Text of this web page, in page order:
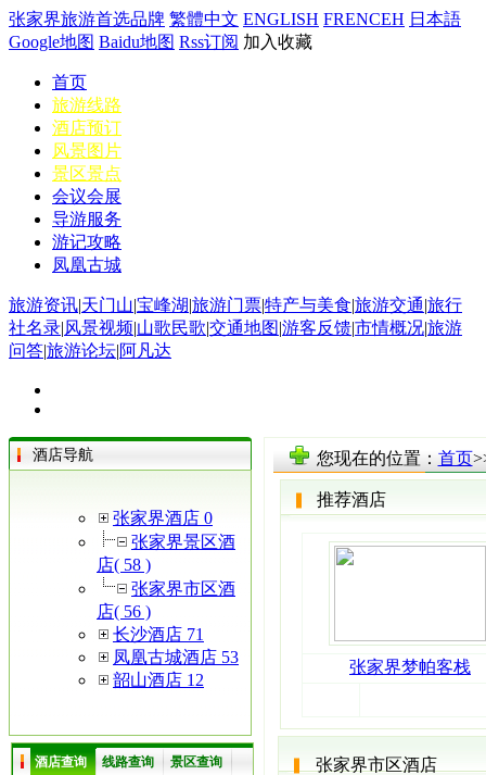
张家界旅游首选品牌 繁體中文 ENGLISH FRENCEH 日本語
Google地图 Baidu地图 Rss订阅 加入收藏
首页
旅游线路
酒店预订
风景图片
景区景点
会议会展
导游服务
游记攻略
凤凰古城
旅游资讯|天门山|宝峰湖|旅游门票|特产与美食|旅游交通|旅行
社名录|风景视频|山歌民歌|交通地图|游客反馈|市情概况|旅游
问答|旅游论坛|阿凡达
酒店导航
张家界酒店 0
张家界景区酒
店( 58 )
张家界市区酒
店( 56 )
长沙酒店 71
凤凰古城酒店 53
韶山酒店 12
酒店查询 线路查询 景区查询
您现在的位置： 首页
推荐酒店
张家界梦帕客栈
张家界市区酒店